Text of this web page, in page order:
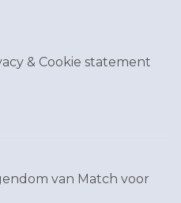
& Cookie statement
van Match voor